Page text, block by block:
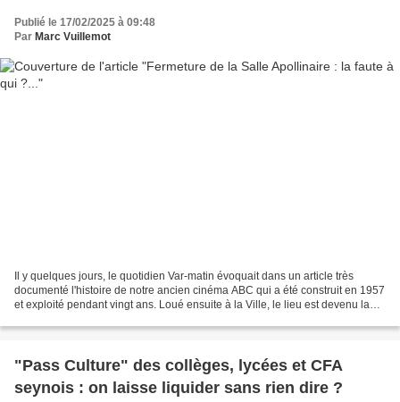
Publié le 17/02/2025 à 09:48
Par Marc Vuillemot
Il y quelques jours, le quotidien Var-matin évoquait dans un article très
documenté l'histoire de notre ancien cinéma ABC qui a été construit en 1957
et exploité pendant vingt ans. Loué ensuite à la Ville, le lieu est devenu la
"Pass Culture" des collèges, lycées et CFA
seynois : on laisse liquider sans rien dire ?